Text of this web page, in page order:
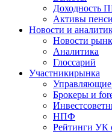
Доходность
Активы
Новости и
Новости
Аналитика
Глоссарий
Участникирынка
Брокеры и
НПФ
Рейтинги УК